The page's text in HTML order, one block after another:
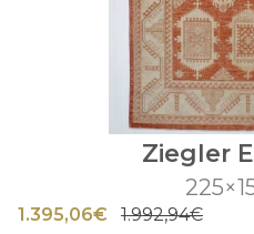
Ziegler
1.395,06€
1.992,94€